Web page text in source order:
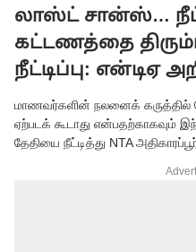
லாஸ்ட் சான்ஸ்… நீட்
கட்டணத்தை
நீட்டிப்பு: என்டிஏ
மாணவர்களின் நலனைக் கருத்தில்
ஏற்படக் கூடாது என்பதற்காகவும்
தேதியை நீட்டித்து NTA